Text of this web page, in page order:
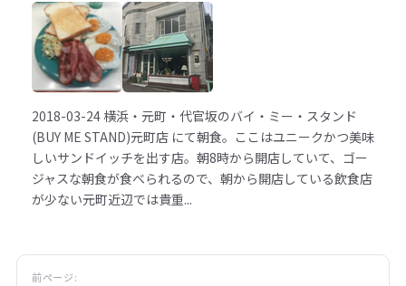
2018-03-24横浜・元町・代官坂のバイ・ミー・スタンド
(BUY ME STAND)元町店 にて朝食。ここはユニークかつ美味
しいサンドイッチを出す店。朝8時から開店していて、ゴー
ジャスな朝食が食べられるので、朝から開店している飲食店
が少ない元町近辺では貴重...
前ページ: